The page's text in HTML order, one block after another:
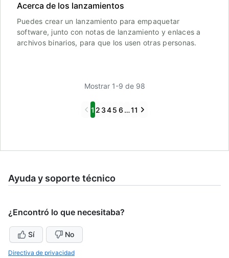
Acerca de los lanzamientos
Puedes crear un lanzamiento para empaquetar
software, junto con notas de lanzamiento y enlaces a
archivos binarios, para que los usen otras personas.
Mostrar 1-9 de 98
Previous
1 2 345 6 …11 Next
Ayuda y soporte técnico
¿Encontró lo que necesitaba?
Sí No
Directiva de privacidad